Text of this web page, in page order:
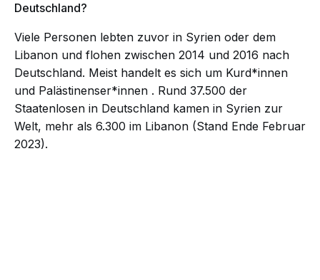
Deutschland?
Viele Personen lebten zuvor in Syrien oder dem
Libanon und flohen zwischen 2014 und 2016 nach
Deutschland. Meist handelt es sich um Kurd*innen
und Palästinenser*innen . Rund 37.500 der
Staatenlosen in Deutschland kamen in Syrien zur
Welt, mehr als 6.300 im Libanon (Stand Ende Februar
2023).